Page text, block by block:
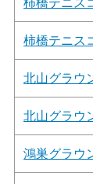
柿橋テニ
柿橋テニ
北山グラウ
北山グラ
鴻巣グラウ